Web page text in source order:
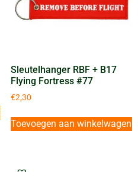
Sleutelhanger RBF + B17
Flying Fortress #77
€2,30
Toevoegen aan winkelwagen